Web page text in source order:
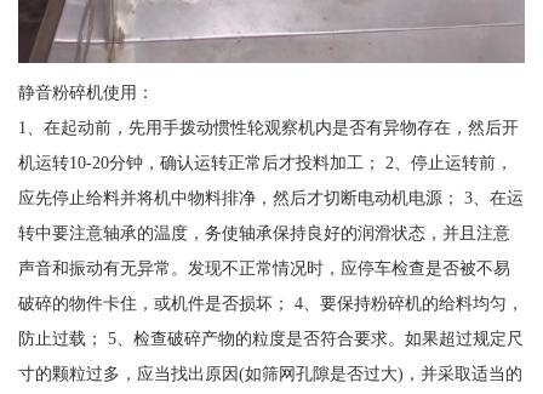
静音粉碎机使用：
1、在起动前，先用手拨动惯性轮观察机内是否有异物存在，然后开
机运转10-20分钟，确认运转正常后才投料加工； 2、停止运转前，
应先停止给料并将机中物料排净，然后才切断电动机电源； 3、在运
转中要注意轴承的温度，务使轴承保持良好的润滑状态，并且注意
声音和振动有无异常。发现不正常情况时，应停车检查是否被不易
破碎的物件卡住，或机件是否损坏； 4、要保持粉碎机的给料均匀，
防止过载； 5、检查破碎产物的粒度是否符合要求。如果超过规定尺
寸的颗粒过多，应当找出原因(如筛网孔隙是否过大)，并采取适当的